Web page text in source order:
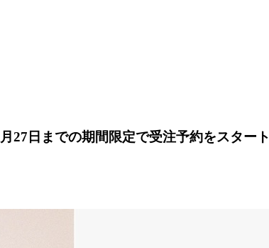
27日までの期間限定で受注予約をスタート